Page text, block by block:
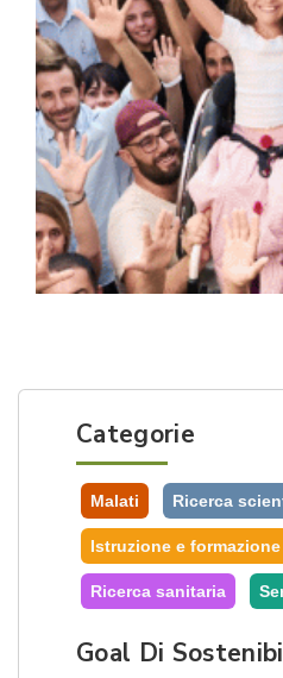
Categorie
Malati Ricerca
Istruzione e formazione
Ricerca sanitaria
Goal Di